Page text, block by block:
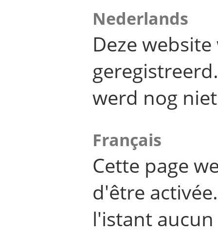
Nederlands
Deze
werd nog
Français
Cette page
d'être
l'istant